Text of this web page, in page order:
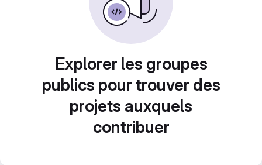
Explorer les groupes
publics pour trouver des
projets auxquels
contribuer